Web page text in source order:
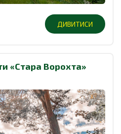
ДИВИТИСИ
«Стара Ворохта»